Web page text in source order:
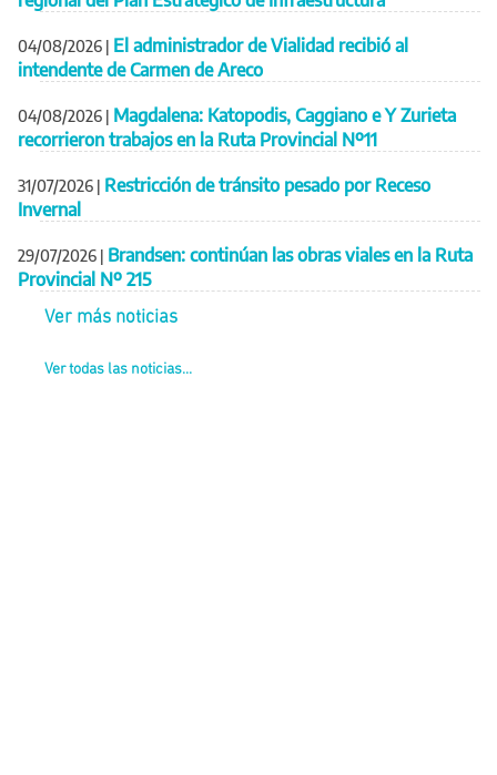
04/08/2026 | El administrador de Vialidad recibió al
intendente de Carmen de Areco
04/08/2026 | Magdalena: Katopodis, Caggiano e Y Zurieta
recorrieron trabajos en la Ruta Provincial Nº11
31/07/2026 | Restricción de tránsito pesado por Receso
Invernal
29/07/2026 | Brandsen: continúan las obras viales en la Ruta
Provincial Nº 215
Ver más noticias
Ver todas las noticias...